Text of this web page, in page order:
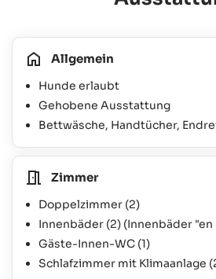
Allgemein
Hunde erlaubt
Gehobene Ausstattung
Bettwäsche, Handtücher,
Zimmer
Doppelzimmer (2)
Innenbäder (2) (Innenbäder "en
Gäste-Innen-WC (1)
Schlafzimmer mit Klimaanlage